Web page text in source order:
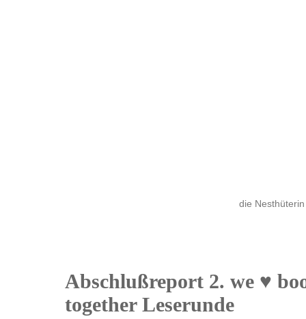
die Nesthüterin
Abschlußreport 2. we ♥
together Leserunde